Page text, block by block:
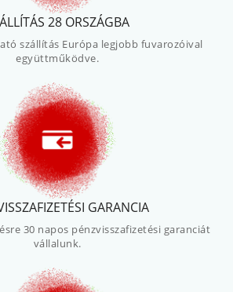
28 ORSZÁGBA
szállítás Európa legjobb fuvarozóival
együttműködve.
GARANCIA
30 napos pénzvisszafizetési garanciát
vállalunk.